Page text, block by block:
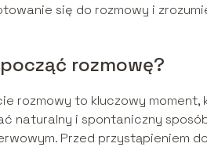
się do rozmowy i
rozmowę?
rozmowy to kluczowy
naturalny i spontaniczny
Przed przystąpieniem